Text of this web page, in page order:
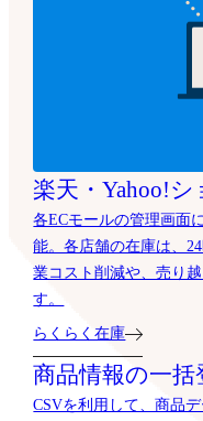
楽天・Yahoo!
各ECモールの管理画面
能。各店舗の在庫は、
業コスト削減や、売り
す。
らくらく在庫
商品情報の一括
CSVを利用して、商品